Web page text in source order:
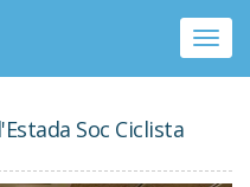
Toggle
Soc Ciclista